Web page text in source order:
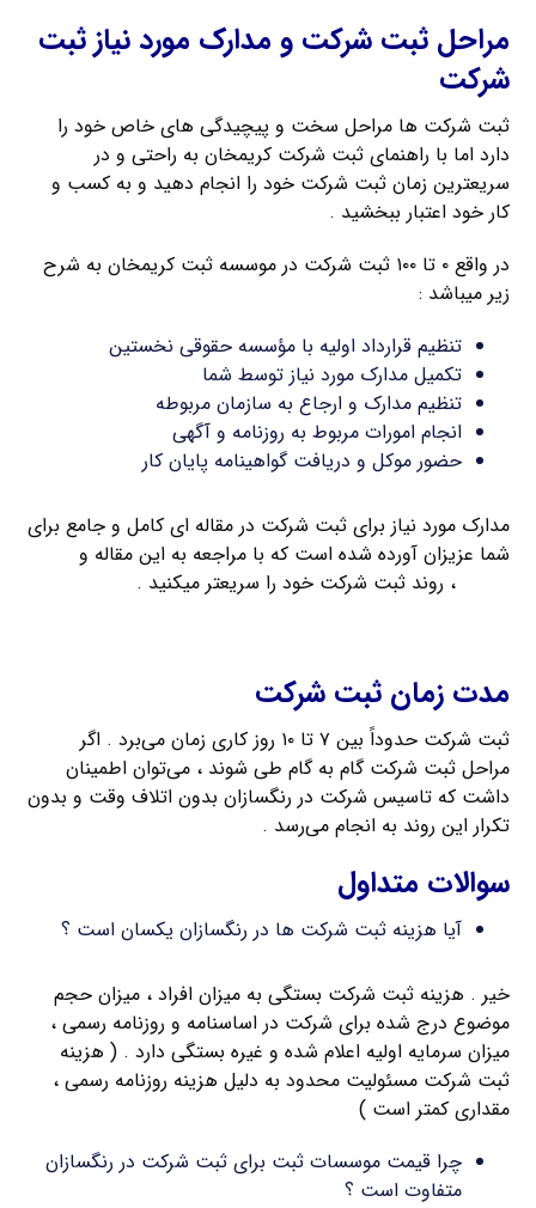
مراحل ثبت شرکت و مدارک مورد نیاز ثبت
شرکت
ثبت شرکت ها مراحل سخت و پیچیدگی های خاص خود را
دارد اما با راهنمای ثبت شرکت کریمخان به راحتی و در
سریعترین زمان ثبت شرکت خود را انجام دهید و به کسب و
کار خود اعتبار ببخشید .
در واقع ۰ تا ۱۰۰ ثبت شرکت در موسسه ثبت کریمخان به شرح
زیر میباشد :
تنظیم قرارداد اولیه با مؤسسه حقوقی نخستین
تکمیل مدارک مورد نیاز توسط شما
تنظیم مدارک و ارجاع به سازمان مربوطه
انجام امورات مربوط به روزنامه و آگهی
حضور موکل و دریافت گواهینامه پایان کار
مدارک مورد نیاز برای ثبت شرکت در مقاله ای کامل و جامع برای
شما عزیزان آورده شده است که با مراجعه به این مقاله و
، روند ثبت شرکت خود را سریعتر میکنید .
مدت زمان ثبت شرکت
ثبت شرکت حدوداً بین ۷ تا ۱۰ روز کاری زمان می‌برد . اگر
مراحل ثبت شرکت گام به گام طی شوند ، می‌توان اطمینان
داشت که تاسیس شرکت در رنگسازان بدون اتلاف وقت و بدون
تکرار این روند به انجام می‌رسد .
سوالات متداول
آیا هزینه ثبت شرکت ها در رنگسازان یکسان است ؟
خیر . هزینه ثبت شرکت بستگی به میزان افراد ، میزان حجم
موضوع درج شده برای شرکت در اساسنامه و روزنامه رسمی ،
میزان سرمایه اولیه اعلام شده و غیره بستگی دارد . ( هزینه
ثبت شرکت مسئولیت محدود به دلیل هزینه روزنامه رسمی ،
مقداری کمتر است )
چرا قیمت موسسات ثبت برای ثبت شرکت در رنگسازان
متفاوت است ؟